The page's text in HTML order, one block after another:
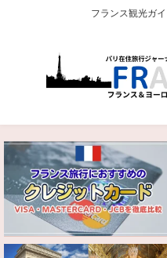
フランス観光ガ